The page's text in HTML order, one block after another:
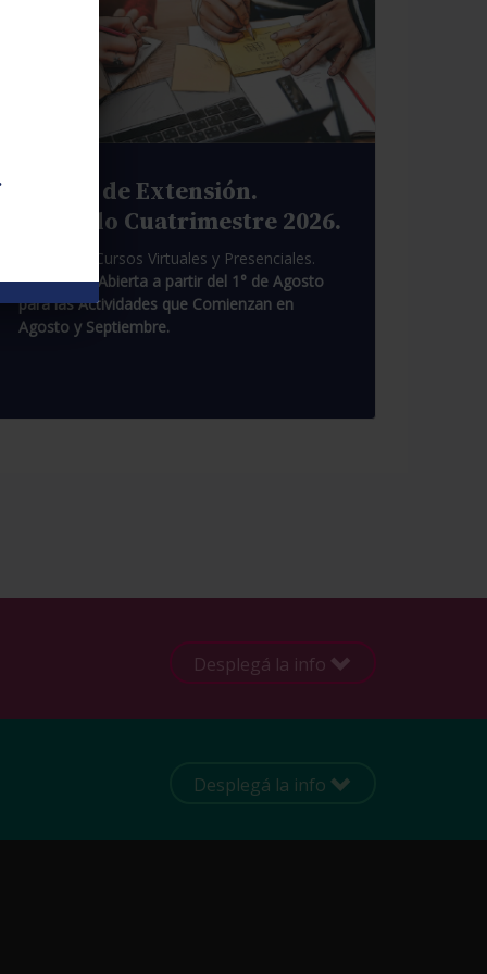
Cursos de Extensión.
Segundo Cuatrimestre 2026.
Pasantías. Cursos Virtuales y Presenciales.
Inscripción Abierta a partir del 1° de Agosto
para las Actividades que Comienzan en
Agosto y Septiembre.
Desplegá la info
Desplegá la info